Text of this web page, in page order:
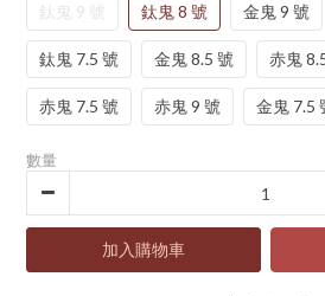
鈦鬼 9 號 鈦鬼 8 號 金鬼 9 號
鈦鬼 7.5 號 金鬼 8.5 號 赤鬼
赤鬼 7.5 號 赤鬼 9 號 金鬼 7.5
數量
加入購物車